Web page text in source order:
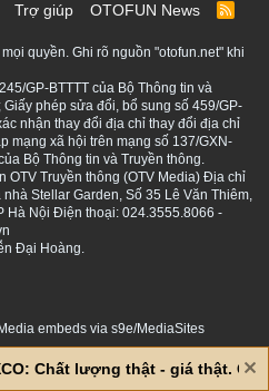
Trợ giúp OTOFUN News
R
S
quyền. Ghi rõ nguồn "otofun.net" khi
GP-BTTTT của Bộ Thông tin và
phép sửa đổi, bổ sung số 459/GP-
nhận thay đổi địa chỉ thay đổi địa chỉ
mạng xã hội trên mạng số 137/GXN-
Bộ Thông tin và Truyền thông.
OTV Truyền thông (OTV Media) Địa chỉ
Stellar Garden, Số 35 Lê Văn Thiêm,
Hà Nội Điện thoại: 024.3555.8066 -
Đại Hoàng.
Media embeds via s9e/MediaSites
Chất lượng thật - giá thật. Giá